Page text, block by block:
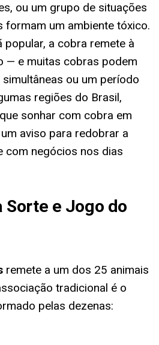
ou um grupo de situações
formam um ambiente tóxico.
a cobra remete à
— e muitas cobras podem
ou um período
regiões do Brasil,
sonhar com cobra em
aviso para redobrar a
com negócios nos dias
Sorte e Jogo do
remete a um dos 25 animais
tradicional é o
pelas dezenas: